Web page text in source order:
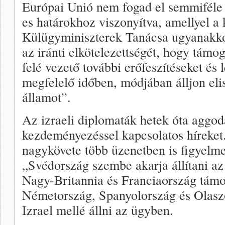
Európai Unió nem fogad el
es határokhoz viszonyítva, amellyel
Külügyminiszterek Tanácsa
az iránti elkötelezettségét, hogy
felé vezető további erőfeszítéseket és
megfelelő időben, módjában álljon
államot”.
Az izraeli diplomaták hetek óta
kezdeményezéssel kapcsolatos
nagykövete több üzenetben is
„Svédország szembe akarja állítani
Nagy-Britannia és Franciaország
Németország, Spanyolország és
Izrael mellé állni az ügyben.